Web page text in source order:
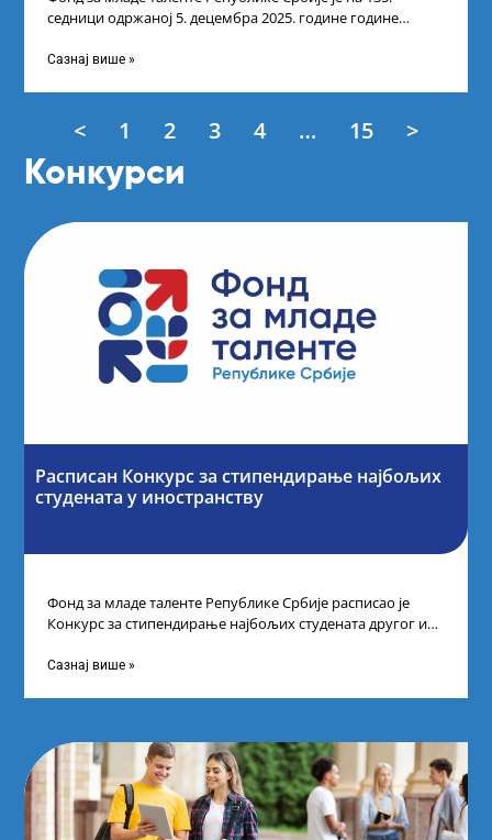
седници одржаној 5. децембра 2025. године године
Сазнај више »
< 1 2 3 4 … 15 >
Конкурси
Расписан Конкурс за стипендирање најбољих
студената у иностранству
Фонд за младе таленте Републике Србије расписао је
Конкурс за стипендирање најбољих студената другог и
Сазнај више »